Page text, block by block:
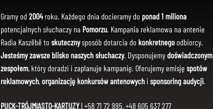
Gramy od 2004roku. Każdego dnia docieramy do ponad 1 miliona
potencjalnych słuchaczy na Pomorzu. Kampania reklamowa na antenie
Radia Kaszëbë toskutecznysposób dotarcia dokonkretnegoodbiorcy.
Jesteśmy zawsze blisko naszych słuchaczy. Dysponujemydoświadczonym
zespołem, który doradzi i zaplanuje kampanię. Oferujemy emisję spotów
reklamowych,organizację konkursów antenowychi sponsoring audycji.
PUCK-TRÓJMIASTO-KARTUZY| +58 71 72 995, +48 605 637 277